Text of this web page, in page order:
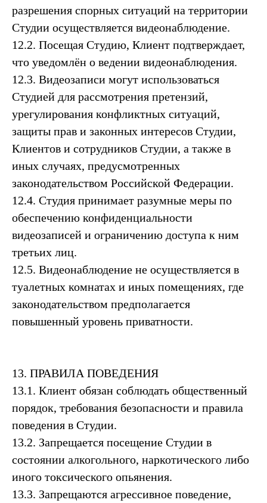
разрешения спорных ситуаций на территории
Студии осуществляется видеонаблюдение.
12.2. Посещая Студию, Клиент подтверждает,
что уведомлён о ведении видеонаблюдения.
12.3. Видеозаписи могут использоваться
Студией для рассмотрения претензий,
урегулирования конфликтных ситуаций,
защиты прав и законных интересов Студии,
Клиентов и сотрудников Студии, а также в
иных случаях, предусмотренных
законодательством Российской Федерации.
12.4. Студия принимает разумные меры по
обеспечению конфиденциальности
видеозаписей и ограничению доступа к ним
третьих лиц.
12.5. Видеонаблюдение не осуществляется в
туалетных комнатах и иных помещениях, где
законодательством предполагается
повышенный уровень приватности.
13. ПРАВИЛА ПОВЕДЕНИЯ
13.1. Клиент обязан соблюдать общественный
порядок, требования безопасности и правила
поведения в Студии.
13.2. Запрещается посещение Студии в
состоянии алкогольного, наркотического либо
иного токсического опьянения.
13.3. Запрещаются агрессивное поведение,